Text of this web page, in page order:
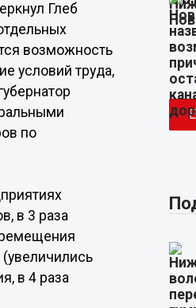
Глеб
возможность
условий труда,
по
в 3 раза
(увеличились
в 4 раза